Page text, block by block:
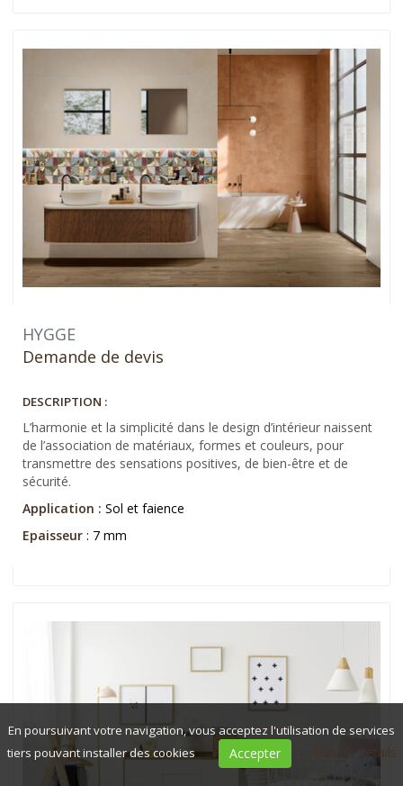
HYGGE
Demande de devis
DESCRIPTION :
L’harmonie et la simplicité dans le design d’intérieur naissent
de l’association de matériaux, formes et couleurs, pour
transmettre des sensations positives, de bien-être et de
sécurité.
Application : Sol et faience
Epaisseur : 7 mm
En poursuivant votre navigation, vous acceptez l'utilisation de services
tiers pouvant installer des cookies
Accepter Plus de détails